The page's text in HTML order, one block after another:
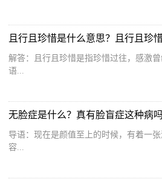
且行且珍惜是什么意思？且行且珍
解答：且行且珍惜是指珍惜过往，感激
语...
无脸症是什么？真有脸盲症这种病吗
导语：现在是颜值至上的时候，有着一
容...